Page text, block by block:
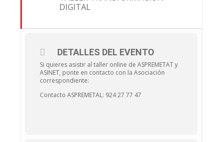
DIGITAL
DETALLES DEL EVENTO
Si quieres asistir al taller online de ASPREMETAT y
ASINET, ponte en contacto con la Asociación
correspondiente:
Contacto ASPREMETAL: 924 27 77 47